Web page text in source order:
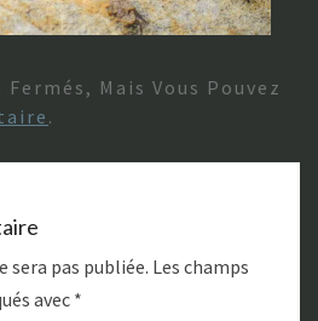
Mais Vous Pouvez
.
sera pas publiée. Les champs
avec *